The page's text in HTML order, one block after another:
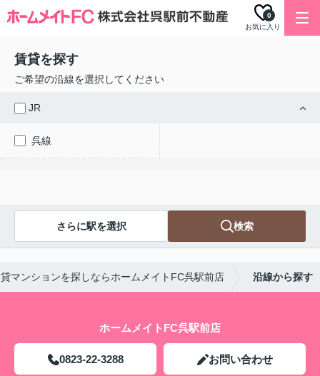
お気に入り
0
賃貸を探す
ご希望の沿線を選択してください
JR
呉線
さらに駅を選択 検索
マンションを探しならホームメイトFC呉駅前店 沿線から探す
ホームメイトFC呉駅前店
0823-22-3288 お問い合わせ